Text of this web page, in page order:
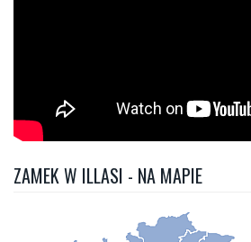
ZAMEK W ILLASI - NA MAPIE